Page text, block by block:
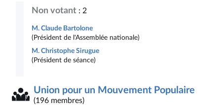
Non votant : 2
M. Claude Bartolone
(Président de l'Assemblée nationale)
M. Christophe Sirugue
(Président de séance)
Union pour un Mouvement Populaire
(196 membres)